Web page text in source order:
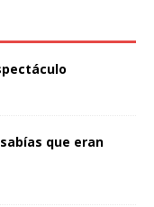
que eran